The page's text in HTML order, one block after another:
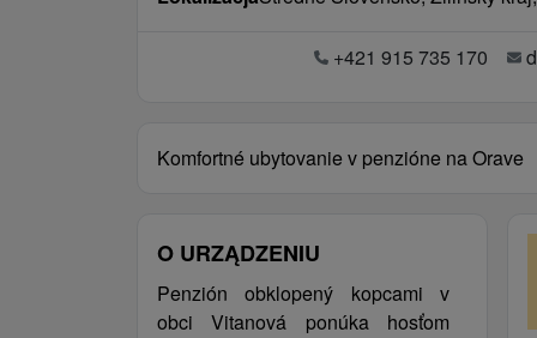
+421 915 735 170
Komfortné ubytovanie v penzióne na Orave
O URZĄDZENIU
Penzión obklopený kopcami v
obci Vitanová ponúka hosťom